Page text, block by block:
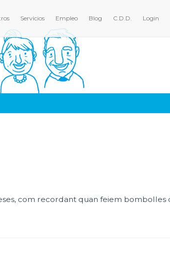
Servicios Empleo Blog C.D.D. Login
com recordant quan feiem bombolles